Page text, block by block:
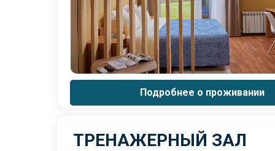
Подробнее о проживании
ТРЕНАЖЕРНЫЙ ЗАЛ